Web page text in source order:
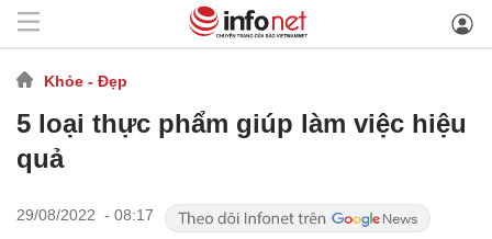
Khỏe - Đẹp
5 loại thực phẩm giúp làm việc hiệu
quả
29/08/2022 - 08:17